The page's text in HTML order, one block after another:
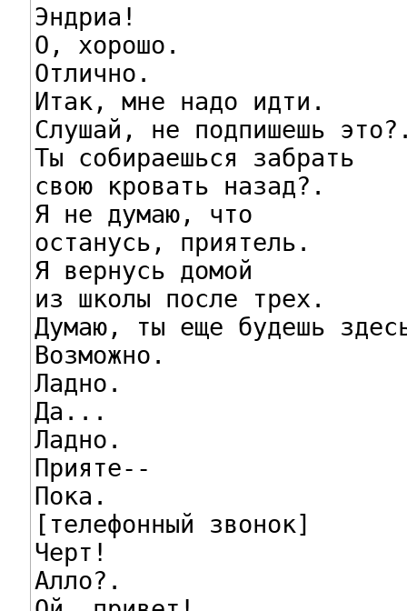
Эндриа!
О, хорошо.
Отлично.
Итак, мне надо идти.
Слушай, не подпишешь
Ты собираешься забрать
свою кровать назад?.
Я не думаю, что
останусь, приятель.
Я вернусь домой
из школы после трех.
Думаю, ты еще будешь
Возможно.
Ладно.
Да...
Ладно.
Прияте--
Пока.
[телефонный звонок]
Черт!
Алло?.